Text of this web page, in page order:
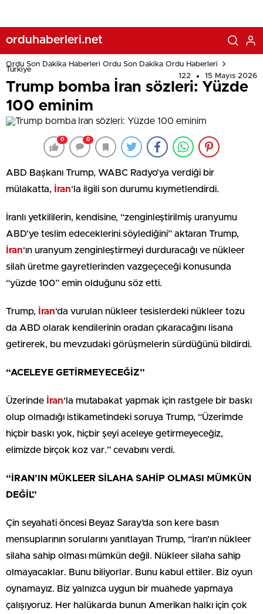
orduhaberleri.net
Ordu Son Dakika Haberleri Ordu Son Dakika Ordu Haberleri
Türkiye
122
15 Mayıs 2026
Trump bomba İran sözleri: Yüzde
100 eminim
0 0
ABD Başkanı Trump, WABC Radyo’ya verdiği bir
mülakatta,
İran‘la ilgili son durumu kıymetlendirdi.
İranlı yetkililerin, kendisine, “zenginleştirilmiş uranyumu
ABD’ye teslim edeceklerini söylediğini” aktaran Trump,
İran‘ın uranyum zenginleştirmeyi durduracağı ve nükleer
silah üretme gayretlerinden vazgeçeceği konusunda
“yüzde 100” emin olduğunu söz etti.
Trump, İran‘da vurulan nükleer tesislerdeki nükleer tozu
da ABD olarak kendilerinin oradan çıkaracağını lisana
getirerek, bu mevzudaki görüşmelerin sürdüğünü bildirdi.
“ACELEYE GETİRMEYECEĞİZ”
Üzerinde İran‘la mutabakat yapmak için rastgele bir baskı
olup olmadığı istikametindeki soruya Trump, “Üzerimde
hiçbir baskı yok, hiçbir şeyi aceleye getirmeyeceğiz,
elimizde birçok koz var.” cevabını verdi.
“İRAN’IN MÜKLEER SİLAHA SAHİP OLMASI MÜMKÜN
DEĞİL”
Çin seyahati öncesi Beyaz Saray’da son kere basın
mensuplarının sorularını yanıtlayan Trump, “İran’ın nükleer
silaha sahip olması mümkün değil. Nükleer silaha sahip
olmayacaklar. Bunu biliyorlar. Bunu kabul ettiler. Biz oyun
oynamayız. Biz yalnızca uygun bir muahede yapmaya
çalışıyoruz. Her halükarda bunun Amerikan halkı için çok